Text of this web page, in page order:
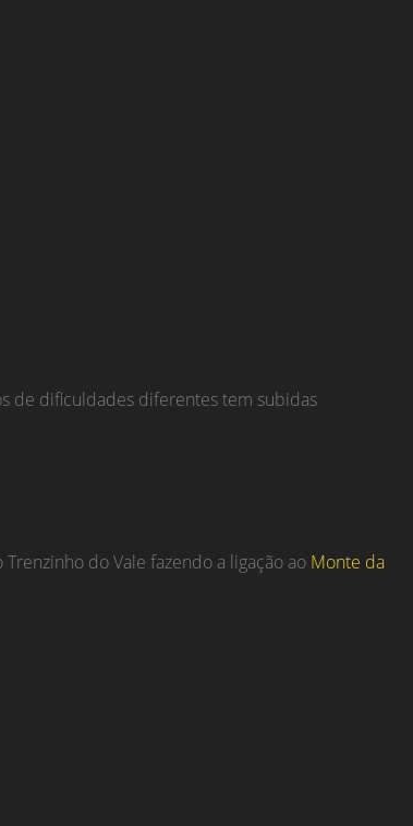
de dificuldades diferentes tem subidas
do Vale fazendo a ligação ao Monte da